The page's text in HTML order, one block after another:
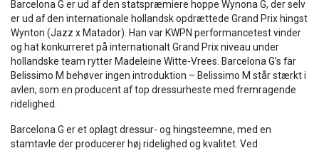
Barcelona G er ud af den statspræmiere hoppe Wynona G, der selv
er ud af den internationale hollandsk opdrættede Grand Prix hingst
Wynton (Jazz x Matador). Han var KWPN performancetest vinder
og hat konkurreret på internationalt Grand Prix niveau under
hollandske team rytter Madeleine Witte-Vrees. Barcelona G’s far
Belissimo M behøver ingen introduktion – Belissimo M står stærkt i
avlen, som en producent af top dressurheste med fremragende
ridelighed.
Barcelona G er et oplagt dressur- og hingsteemne, med en
stamtavle der producerer høj ridelighed og kvalitet. Ved